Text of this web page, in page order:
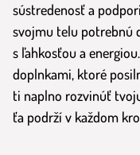
sústredenosť a
svojmu telu potrebnú
s ľahkosťou a
doplnkami, ktoré
ti naplno rozvinúť
ťa podrží v každom